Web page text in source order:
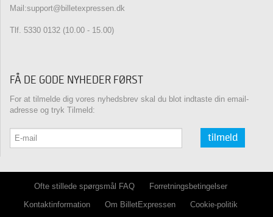
Mail:support@billetexpressen.dk
Tlf. 5330 0132 (10.00 - 15.00)
FÅ DE GODE NYHEDER FØRST
For at tilmelde dig vores nyhedsbrev skal du blot indtaste din email-
adresse og tryk Tilmeld:
tilmeld
Ofte stillede spørgsmål FAQ
Forretningsbetingelser
Kontaktinformation
Om BilletExpressen Cookie-politik